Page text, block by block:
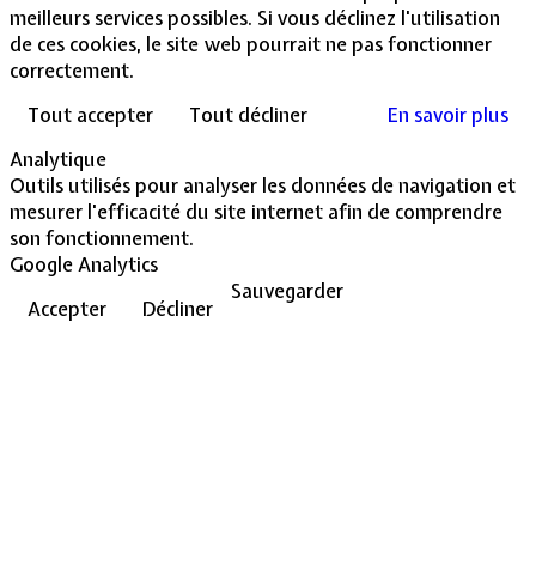
meilleurs services possibles. Si vous déclinez l'utilisation
de ces cookies, le site web pourrait ne pas fonctionner
correctement.
Tout accepter
Tout décliner
En savoir plus
Analytique
Outils utilisés pour analyser les données de navigation et
mesurer l'efficacité du site internet afin de comprendre
son fonctionnement.
Google Analytics
Accepter
Décliner
Sauvegarder